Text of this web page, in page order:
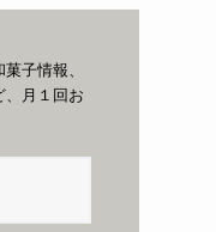
子情報、
、月１回お